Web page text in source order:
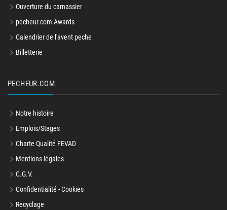
Ouverture du carnassier
pecheur.com Awards
Calendrier de l'avent peche
Billetterie
PECHEUR.COM
Notre histoire
Emplois/Stages
Charte Qualité FEVAD
Mentions légales
C.G.V.
Confidentialité - Cookies
Recyclage